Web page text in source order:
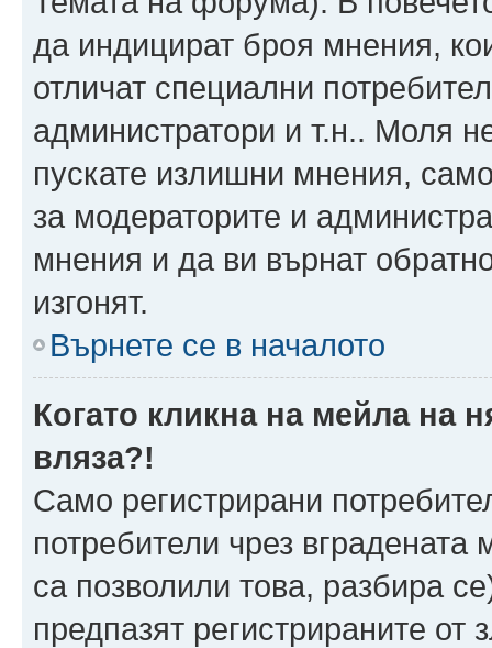
да индицират броя мнения,
отличат специални
администратори и т.н.. Моля
пускате излишни мнения,
за модераторите и
мнения и да ви върнат
изгонят.
Върнете се в началото
Когато кликна на мейла на
вляза?!
Само регистрирани
потребители чрез
са позволили това, разбира
предпазят регистрираните от